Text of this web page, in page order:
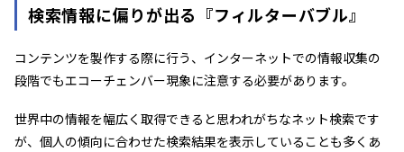
検索情報に偏りが出る『フィルターバブル』
コンテンツを製作する際に行う、インターネットでの情報収集の
段階でもエコーチェンバー現象に注意する必要があります。
世界中の情報を幅広く取得できると思われがちなネット検索です
が、個人の傾向に合わせた検索結果を表示していることも多くあ